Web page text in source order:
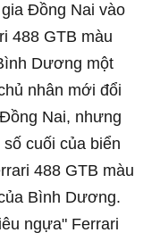
Đồng Nai vào
488 GTB màu
Dương một
nhân mới đổi
Nai, nhưng
cuối của biển
488 GTB màu
Bình Dương.
ngựa" Ferrari